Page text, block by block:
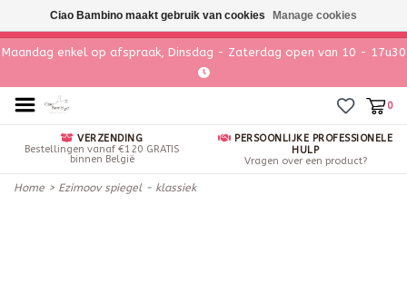
Maandag enkel op afspraak, Dinsdag - Zaterdag open van 10 - 17u30
0
VERZENDING
Bestellingen vanaf €120 GRATIS
binnen België
PERSOONLIJKE PROFESSIONELE
HULP
Vragen over een product?
Home > Ezimoov spiegel - klassiek
Ciao Bambino maakt gebruik van cookies Manage cookies